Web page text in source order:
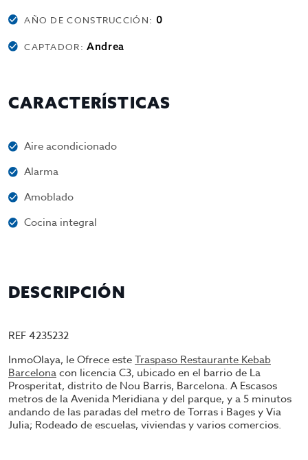
AÑO DE CONSTRUCCIÓN: 0
CAPTADOR:Andrea
CARACTERÍSTICAS
Aire acondicionado
Alarma
Amoblado
Cocina integral
DESCRIPCIÓN
REF 4235232
InmoOlaya, le Ofrece esteTraspaso Restaurante Kebab
Barcelonacon licencia C3, ubicado en el barrio de La
Prosperitat, distrito de Nou Barris, Barcelona. A Escasos
metros de la Avenida Meridiana y del parque, y a 5 minutos
andando de las paradas del metro de Torras i Bages y Via
Julia; Rodeado de escuelas, viviendas y varios comercios.